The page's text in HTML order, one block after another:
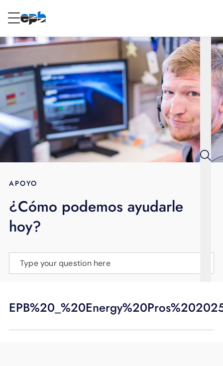
RESIDENCIAL
Internet
Energía
Televisión
BLOG
APOYO
principal
APOYO
¿Cómo podemos ayudarle
hoy?
Type your question here